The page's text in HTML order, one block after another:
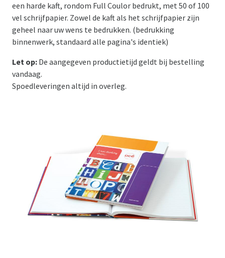
een harde kaft, rondom Full Coulor bedrukt, met 50 of 100
vel schrijfpapier. Zowel de kaft als het schrijfpapier zijn
geheel naar uw wens te bedrukken. (bedrukking
binnenwerk, standaard alle pagina's identiek)
Let op: De aangegeven productietijd geldt bij bestelling
vandaag.
Spoedleveringen altijd in overleg.